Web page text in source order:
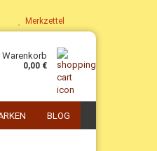
Merkzettel
Warenkorb
0,00 €
BLOG